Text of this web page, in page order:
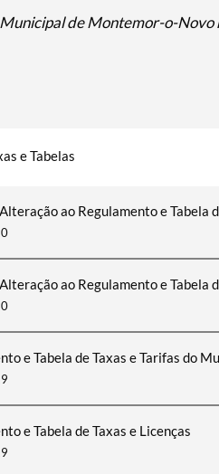
de Montemor-o-
e Tabelas
ao Regulamento e Tabela
ao Regulamento e Tabela
e Tabela de Taxas e Tarifas do
e Tabela de Taxas e Licenças